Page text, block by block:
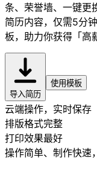
条、荣誉墙、一键更
简历内容，仅需5分
板，助力你获得「高
导入简历
使用模板
云端操作，实时保存
排版格式完整
打印效果最好
操作简单、制作快速